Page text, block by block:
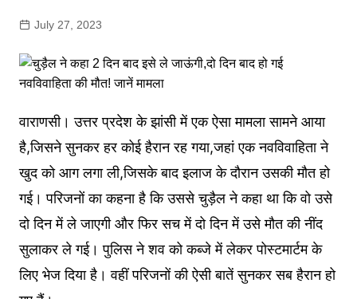
July 27, 2023
वाराणसी। उत्तर प्रदेश के झांसी में एक ऐसा मामला सामने आया
है,जिसने सुनकर हर कोई हैरान रह गया,जहां एक नवविवाहिता ने
खुद को आग लगा ली,जिसके बाद इलाज के दौरान उसकी मौत हो
गई। परिजनों का कहना है कि उससे चुड़ैल ने कहा था कि वो उसे
दो दिन में ले जाएगी और फिर सच में दो दिन में उसे मौत की नींद
सुलाकर ले गई। पुलिस ने शव को कब्जे में लेकर पोस्टमार्टम के
लिए भेज दिया है। वहीं परिजनों की ऐसी बातें सुनकर सब हैरान हो